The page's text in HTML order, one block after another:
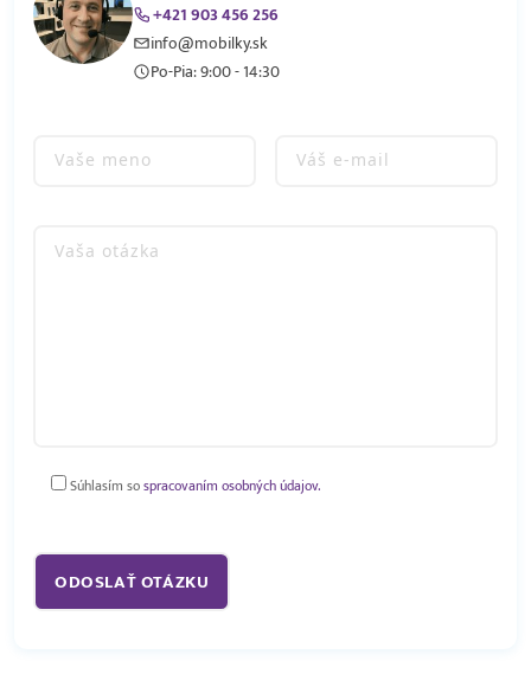
+421 903 456 256
info@mobilky.sk
Po-Pia: 9:00 - 14:30
Súhlasím sospracovaním osobných údajov.